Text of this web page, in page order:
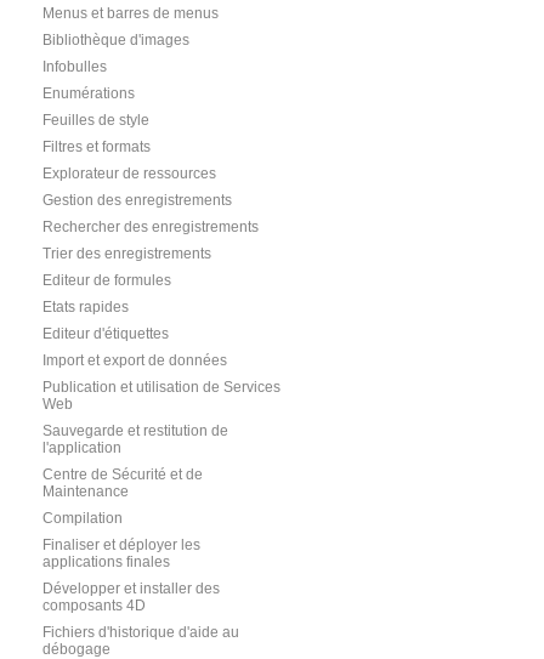
Menus et barres de menus
Bibliothèque d'images
Infobulles
Enumérations
Feuilles de style
Filtres et formats
Explorateur de ressources
Gestion des enregistrements
Rechercher des enregistrements
Trier des enregistrements
Editeur de formules
Etats rapides
Editeur d'étiquettes
Import et export de données
Publication et utilisation de Services
Web
Sauvegarde et restitution de
l'application
Centre de Sécurité et de
Maintenance
Compilation
Finaliser et déployer les
applications finales
Développer et installer des
composants 4D
Fichiers d'historique d'aide au
débogage